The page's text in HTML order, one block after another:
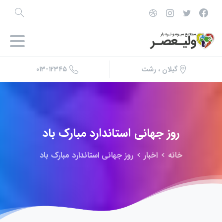
گیلان ، رشت ۰۱۳-۱۲۳۴۵
روز جهانی استانداردمبارک باد
خانه اخبار روز جهانی استاندارد مبارک باد